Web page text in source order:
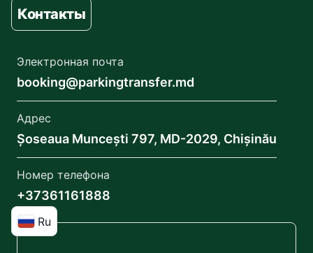
Ru
Контакты
Электронная почта
booking@parkingtransfer.md
Адрес
Șoseaua Muncești 797, MD-2029, Chișinău
Номер телефона
+37361161888